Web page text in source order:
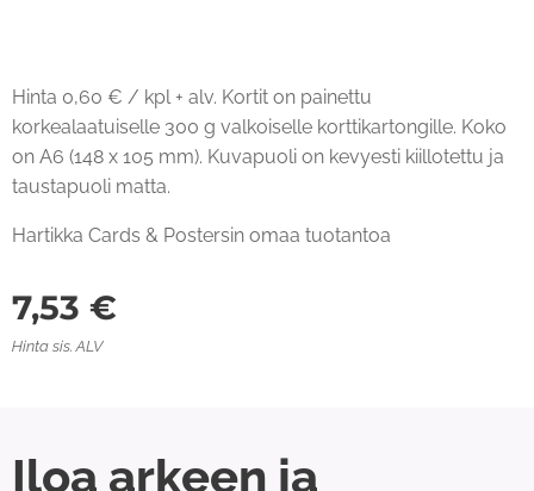
Hinta 0,60 € / kpl + alv. Kortit on painettu
korkealaatuiselle 300 g valkoiselle korttikartongille. Koko
on A6 (148 x 105 mm). Kuvapuoli on kevyesti kiillotettu ja
taustapuoli matta.
Hartikka Cards & Postersin omaa tuotantoa
7,53 €
Hinta sis. ALV
Iloa arkeen ja